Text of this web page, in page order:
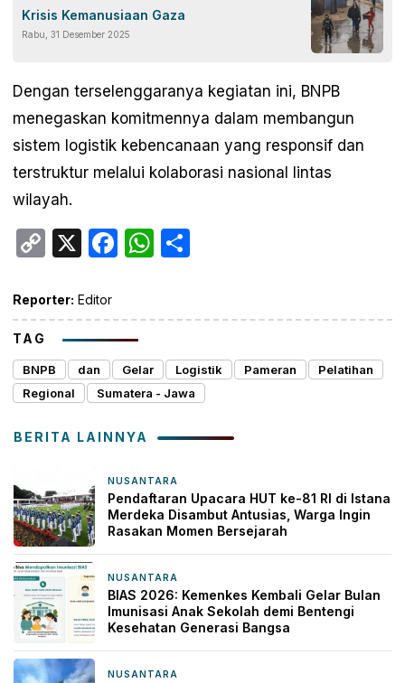
Krisis Kemanusiaan Gaza
Rabu, 31 Desember 2025
Dengan terselenggaranya kegiatan ini, BNPB
menegaskan komitmennya dalam membangun
sistem logistik kebencanaan yang responsif dan
terstruktur melalui kolaborasi nasional lintas
wilayah.
Copy
X Facebook
WhatsApp
Reporter: Editor
TAG
BNPB dan Gelar Logistik Pameran
Pelatihan
Regional
Sumatera - Jawa
BERITA LAINNYA
NUSANTARA
Pendaftaran Upacara HUT ke-81 RI di Istana
Merdeka Disambut Antusias, Warga Ingin
Rasakan Momen Bersejarah
NUSANTARA
BIAS 2026: Kemenkes Kembali Gelar Bulan
Imunisasi Anak Sekolah demi Bentengi
Kesehatan Generasi Bangsa
NUSANTARA